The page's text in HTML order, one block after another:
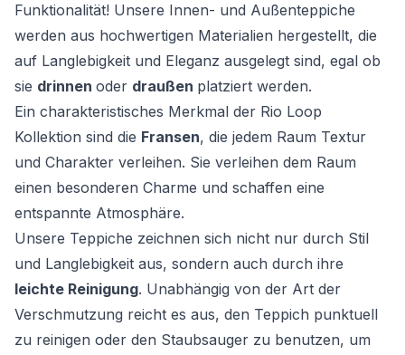
Funktionalität! Unsere Innen- und Außenteppiche
werden aus hochwertigen Materialien hergestellt, die
auf Langlebigkeit und Eleganz ausgelegt sind, egal ob
sie drinnen oder draußen platziert werden.
Ein charakteristisches Merkmal der Rio Loop
Kollektion sind die Fransen, die jedem Raum Textur
und Charakter verleihen. Sie verleihen dem Raum
einen besonderen Charme und schaffen eine
entspannte Atmosphäre.
Unsere Teppiche zeichnen sich nicht nur durch Stil
und Langlebigkeit aus, sondern auch durch ihre
leichte Reinigung. Unabhängig von der Art der
Verschmutzung reicht es aus, den Teppich punktuell
zu reinigen oder den Staubsauger zu benutzen, um